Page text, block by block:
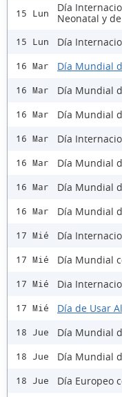
15 Lun
Día
Neonatal y
15 Lun Día
16 Mar Día Mundial
16 Mar Día Mundial
16 Mar Día Mundial
16 Mar Día
16 Mar Día Mundial
16 Mar Día Mundial
16 Mar Día Mundial
17 Mié Día
17 Mié Día Mundial
17 Mié Dia
17 Mié Día de Usar
18 Jue Día Mundial
18 Jue Día Mundial
18 Jue Día Europeo